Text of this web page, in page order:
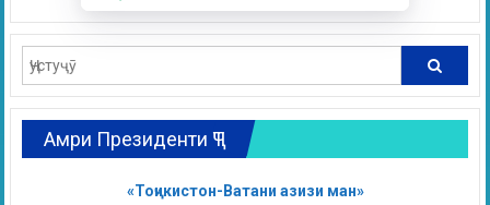
Амри Президенти ҶТ
«Тоҷикистон-Ватани азизи ман»